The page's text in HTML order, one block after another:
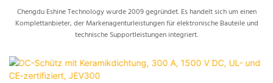
Chengdu Eshine Technology wurde 2009 gegründet. Es handelt sich um einen
Komplettanbieter, der Markenagenturleistungen für elektronische Bauteile und
technische Supportleistungen integriert.